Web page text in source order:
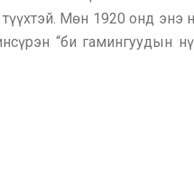
Мөн 1920 онд энэ
“би гамингуудын